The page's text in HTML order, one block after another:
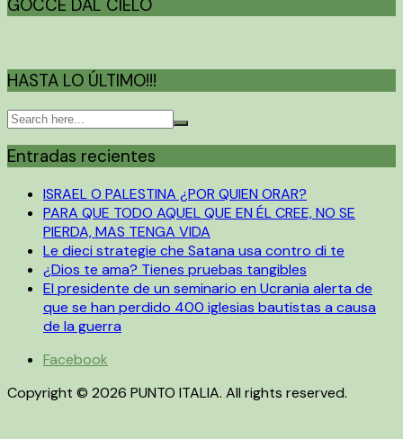
GOCCE DAL CIELO
HASTA LO ÚLTIMO!!!
Entradas recientes
ISRAEL O PALESTINA ¿POR QUIEN ORAR?
PARA QUE TODO AQUEL QUE EN ÉL CREE, NO SE
PIERDA, MAS TENGA VIDA
Le dieci strategie che Satana usa contro di te
¿Dios te ama? Tienes pruebas tangibles
El presidente de un seminario en Ucrania alerta de
que se han perdido 400 iglesias bautistas a causa
de la guerra
Facebook
Copyright © 2026 PUNTO ITALIA. All rights reserved.